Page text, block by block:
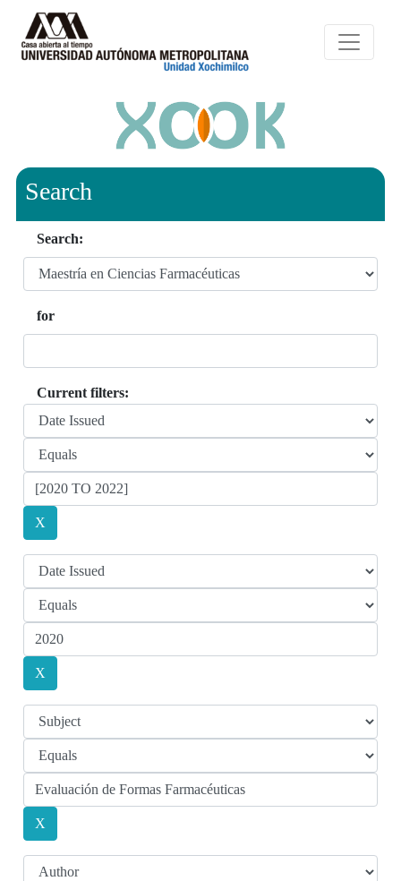
Search
Search:
for
Current filters: